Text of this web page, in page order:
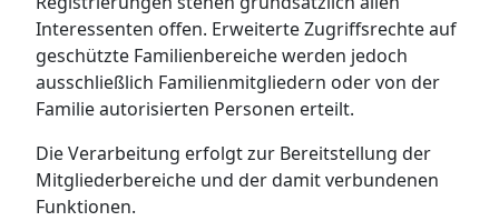
Interessenten offen. Erweiterte Zugriffsrechte auf
geschützte Familienbereiche werden jedoch
ausschließlich Familienmitgliedern oder von der
Familie autorisierten Personen erteilt.
Die Verarbeitung erfolgt zur Bereitstellung der
Mitgliederbereiche und der damit verbundenen
Funktionen.